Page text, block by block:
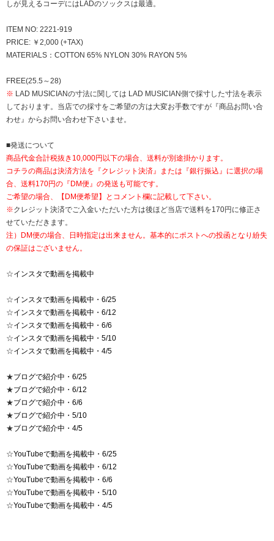
しが見えるコーデにはLADのソックスは最適。
ITEM NO: 2221-919
PRICE: ￥2,000 (+TAX)
MATERIALS：COTTON 65% NYLON 30% RAYON 5%
FREE(25.5～28)
※ LAD MUSICIANの寸法に関しては LAD MUSICIAN側で採寸した寸法を表示
しております。当店での採寸をご希望の方は大変お手数ですが『商品お問い合
わせ』からお問い合わせ下さいませ。
■発送について
商品代金合計税抜き10,000円以下の場合、送料が別途掛かります。
コチラの商品は決済方法を『クレジット決済』または『銀行振込』に選択の場
合、送料170円の『DM便』の発送も可能です。
ご希望の場合、【DM便希望】とコメント欄に記載して下さい。
※クレジット決済でご入金いただいた方は後ほど当店で送料を170円に修正さ
せていただきます。
注）DM便の場合、日時指定は出来ません。基本的にポストへの投函となり紛失
の保証はございません。
☆インスタで動画を掲載中
☆インスタで動画を掲載中・6/25
☆インスタで動画を掲載中・6/12
☆インスタで動画を掲載中・6/6
☆インスタで動画を掲載中・5/10
☆インスタで動画を掲載中・4/5
★ブログで紹介中・6/25
★ブログで紹介中・6/12
★ブログで紹介中・6/6
★ブログで紹介中・5/10
★ブログで紹介中・4/5
☆YouTubeで動画を掲載中・6/25
☆YouTubeで動画を掲載中・6/12
☆YouTubeで動画を掲載中・6/6
☆YouTubeで動画を掲載中・5/10
☆YouTubeで動画を掲載中・4/5